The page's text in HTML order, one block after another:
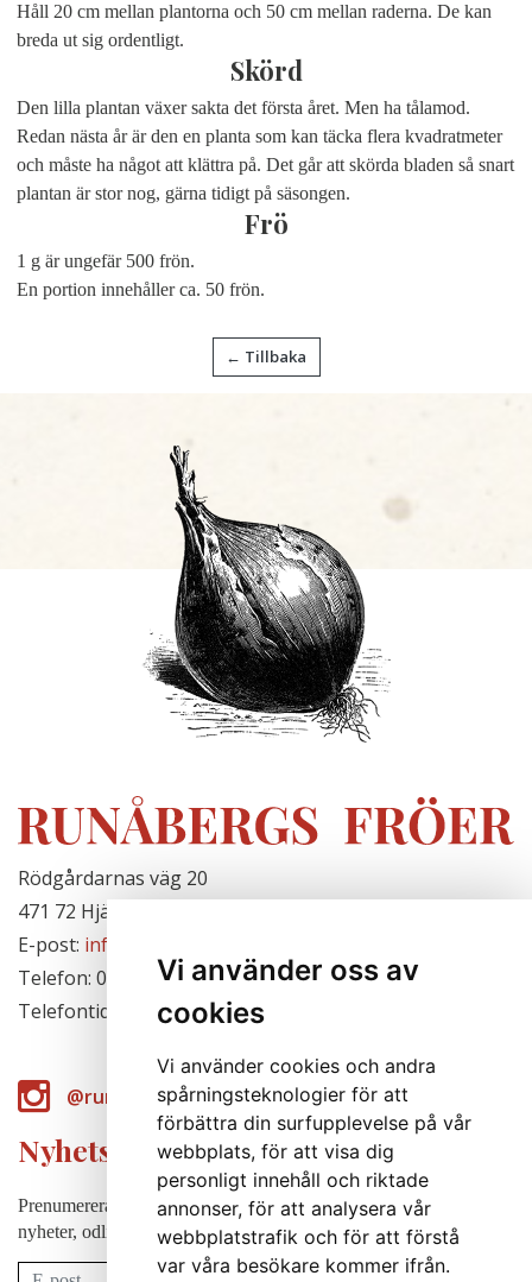
Vi använder oss av
cookies
Vi använder cookies och andra
spårningsteknologier för att
förbättra din surfupplevelse på vår
webbplats, för att visa dig
personligt innehåll och riktade
annonser, för att analysera vår
webbplatstrafik och för att förstå
var våra besökare kommer ifrån.
Håll 20 cm mellan plantorna och 50 cm mellan raderna. De kan
breda ut sig ordentligt.
Skörd
Den lilla plantan växer sakta det första året. Men ha tålamod.
Redan nästa år är den en planta som kan täcka flera kvadratmeter
och måste ha något att klättra på. Det går att skörda bladen så snart
plantan är stor nog, gärna tidigt på säsongen.
Frö
1 g är ungefär 500 frön.
En portion innehåller ca. 50 frön.
← Tillbaka
Rödgårdarnas väg 20
471 72 Hjälteby, Sverige
E-post: info@runabergsfroer.se
Telefon: 0303-777140
Telefontid: Stängt för säsongen
@runabergsfroer
Nyhetsbrev
Prenumerera på vårt nyhetsbrev för att några gånger per år få
nyheter, odlingstips m.m.